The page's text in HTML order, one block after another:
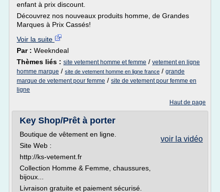
enfant à prix discount.
Découvrez nos nouveaux produits homme, de Grandes
Marques à Prix Cassés!
Voir la suite
Par : Weekndeal
Thèmes liés : site vetement homme et femme / vetement en ligne
homme marque / site de vetement homme en ligne france / grande
marque de vetement pour femme / site de vetement pour femme en
ligne
Haut de page
Key Shop/Prêt à porter
voir la vidéo
Boutique de vêtement en ligne.
Site Web :
http://ks-vetement.fr
Collection Homme & Femme, chaussures,
bijoux...
Livraison gratuite et paiement sécurisé.